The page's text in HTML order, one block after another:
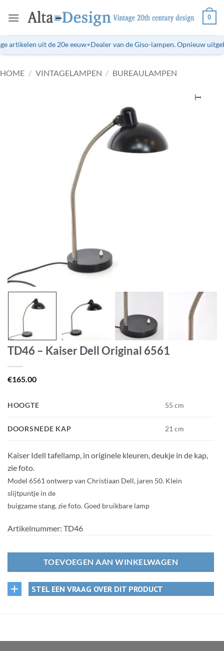
naar
0
artikelen uit de 20e eeuw•Dealer van de Giso-lampen. Opnieuw
HOME / VINTAGELAMPEN / BUREAULAMPEN
TD46 – Kaiser Dell Original 6561
€165.00
HOOGTE 55 cm
DOORSNEDE KAP 21 cm
Kaiser Idell tafellamp, in originele kleuren, deukje in de kap,
zie foto.
Model 6561 ontwerp van Christiaan Dell, jaren 50. Klein
slijtpuntje in de
buigzamestang, zie foto. Goed bruikbare lamp
Artikelnummer: TD46
TOEVOEGEN AAN WINKELWAGEN
STEL EEN VRAAG OVER DIT PRODUCT